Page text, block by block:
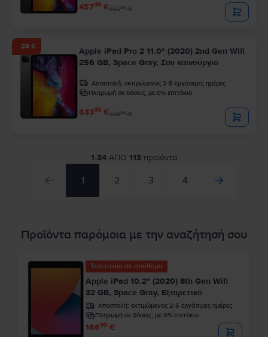
45799 €55299€
- 26 €
Apple iPad Pro 2 11.0" (2020) 2nd Gen Wifi
256 GB, Space Gray, Σαν καινούργιο
Αποστολή: εκτιμώμενος 2-5 εργάσιμες ημέρες
Πληρωμή σε δόσεις, με 0% επιτόκιο
63399 €65999€
1-34 ΑΠΟ 113 προϊόντα
1 2 3 4
Προϊόντα παρόμοια με την αναζήτησή σου
Τελευταίο σε απόθεμα
Apple iPad 10.2" (2020) 8th Gen Wifi
32 GB, Space Gray, Εξαιρετικό
Αποστολή: εκτιμώμενος 2-5 εργάσιμες ημέρες
Πληρωμή σε δόσεις, με 0% επιτόκιο
16699 €